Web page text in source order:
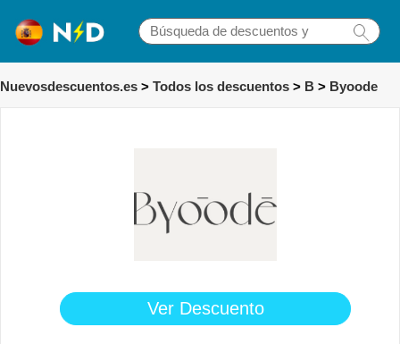
Nuevosdescuentos.es > Todos los descuentos > B > Byoode
Ver Descuento